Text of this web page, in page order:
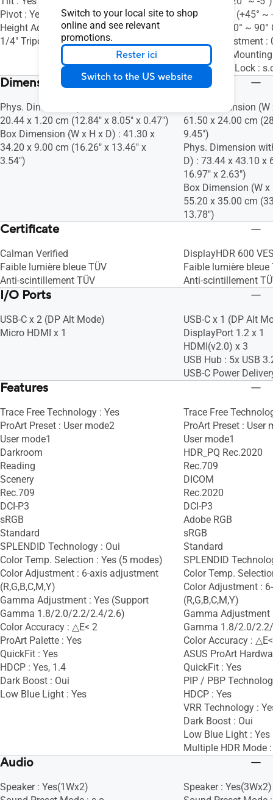
Switch to your local site to shop
online and see relevant
promotions.
Rester ici
Switch to the US website
Pivot : Yes (0° ~ 90° Clockwise)
Height Adjustment : No
1/4" Tripod Socket : Yes
Swivel : Yes (+45° ~
Pivot : Yes (0° ~
Height Adjustment :
VESA Wall
Kensington Lock :
Dimensions (Esti.)(vary by regions)
Phys. Dimension (W x H x D) : 32.61 x
20.44 x 1.20 cm (12.84" x 8.05" x 0.47")
Box Dimension (W x H x D) : 41.30 x
34.20 x 9.00 cm (16.26" x 13.46" x
3.54")
Phys. Dimension
61.50 x 24.00 cm
9.45")
Phys. Dimension
D) : 73.44 x 43.10 x
16.97" x 2.63")
Box Dimension (W
55.20 x 35.00 cm
13.78")
Certificate
Calman Verified
Faible lumière bleue TÜV
Anti-scintillement TÜV
DisplayHDR 600
Faible lumière bleue
Anti-scintillement
I/O Ports
USB-C x 2 (DP Alt Mode)
Micro HDMI x 1
USB-C x 1 (DP Alt
DisplayPort 1.2 x 1
HDMI(v2.0) x 3
USB Hub : 5x USB
USB-C Power
Features
Trace Free Technology : Yes
ProArt Preset : User mode2
User mode1
Darkroom
Reading
Scenery
Rec.709
DCI-P3
sRGB
Standard
SPLENDID Technology : Oui
Color Temp. Selection : Yes (5 modes)
Color Adjustment : 6-axis adjustment
(R,G,B,C,M,Y)
Gamma Adjustment : Yes (Support
Gamma 1.8/2.0/2.2/2.4/2.6)
Color Accuracy : △E< 2
ProArt Palette : Yes
QuickFit : Yes
HDCP : Yes, 1.4
Dark Boost : Oui
Low Blue Light : Yes
Trace Free
ProArt Preset : User
User mode1
HDR_PQ Rec.2020
Rec.709
DICOM
Rec.2020
DCI-P3
Adobe RGB
sRGB
Standard
SPLENDID
Color Temp.
Color Adjustment :
(R,G,B,C,M,Y)
Gamma Adjustment
Gamma 1.8/2.0/
Color Accuracy :
ASUS ProArt
QuickFit : Yes
PIP / PBP
HDCP : Yes
VRR Technology :
Dark Boost : Oui
Low Blue Light : Yes
Multiple HDR Mode :
Audio
Speaker : Yes(1Wx2)
Speaker : Yes(3Wx2)